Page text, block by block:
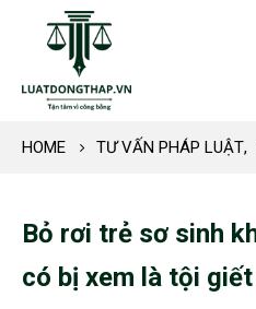
HOME TƯ VẤN PHÁP LUẬT,
Bỏ rơi trẻ sơ sinh
có bị xem là tội